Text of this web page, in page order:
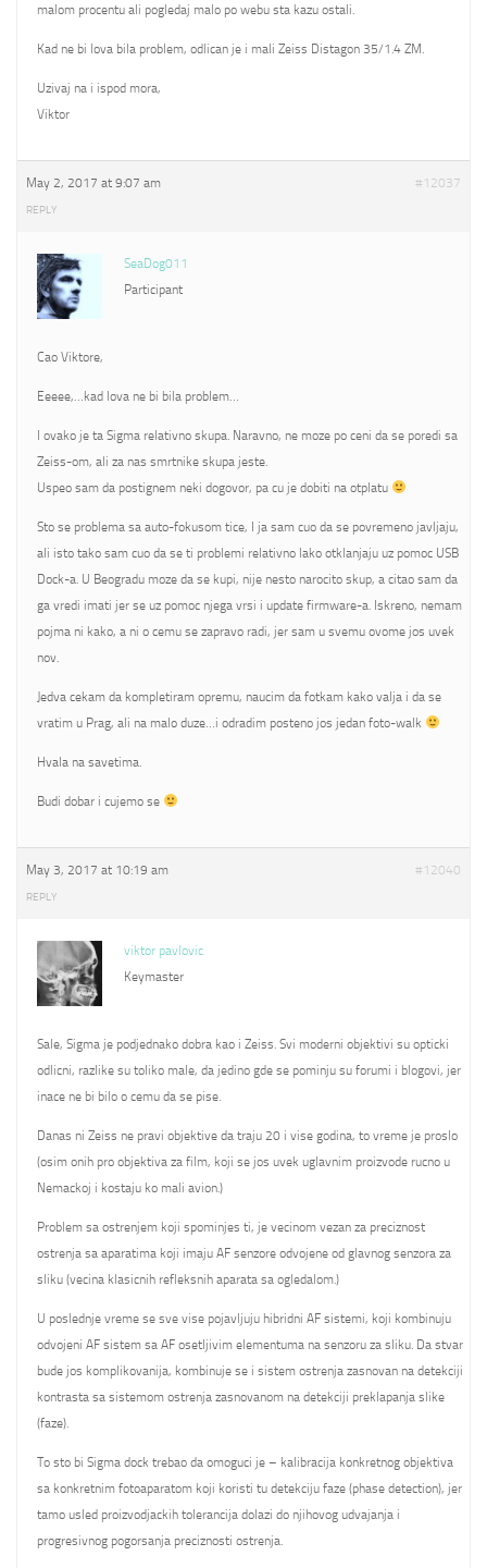
malom procentu ali pogledaj malo po webu sta kazu ostali.
Kad ne bi lova bila problem, odlican je i mali Zeiss Distagon 35/1.4 ZM.
Uzivaj na i ispod mora,
Viktor
May 2, 2017 at 9:07 am #12037
REPLY
SeaDog011
Participant
Cao Viktore,
Eeeee,…kad lova ne bi bila problem…
I ovako je ta Sigma relativno skupa. Naravno, ne moze po ceni da se poredi sa
Zeiss-om, ali za nas smrtnike skupa jeste.
Uspeo sam da postignem neki dogovor, pa cu je dobiti na otplatu
Sto se problema sa auto-fokusom tice, I ja sam cuo da se povremeno javljaju,
ali isto tako sam cuo da se ti problemi relativno lako otklanjaju uz pomoc USB
Dock-a. U Beogradu moze da se kupi, nije nesto narocito skup, a citao sam da
ga vredi imati jer se uz pomoc njega vrsi i update firmware-a. Iskreno, nemam
pojma ni kako, a ni o cemu se zapravo radi, jer sam u svemu ovome jos uvek
nov.
Jedva cekam da kompletiram opremu, naucim da fotkam kako valja i da se
vratim u Prag, ali na malo duze…i odradim posteno jos jedan foto-walk
Hvala na savetima.
Budi dobar i cujemo se
May 3, 2017 at 10:19 am #12040
REPLY
viktor pavlovic
Keymaster
Sale, Sigma je podjednako dobra kao i Zeiss. Svi moderni objektivi su opticki
odlicni, razlike su toliko male, da jedino gde se pominju su forumi i blogovi, jer
inace ne bi bilo o cemu da se pise.
Danas ni Zeiss ne pravi objektive da traju 20 i vise godina, to vreme je proslo
(osim onih pro objektiva za film, koji se jos uvek uglavnim proizvode rucno u
Nemackoj i kostaju ko mali avion.)
Problem sa ostrenjem koji spominjes ti, je vecinom vezan za preciznost
ostrenja sa aparatima koji imaju AF senzore odvojene od glavnog senzora za
sliku (vecina klasicnih refleksnih aparata sa ogledalom.)
U poslednje vreme se sve vise pojavljuju hibridni AF sistemi, koji kombinuju
odvojeni AF sistem sa AF osetljivim elementuma na senzoru za sliku. Da stvar
bude jos komplikovanija, kombinuje se i sistem ostrenja zasnovan na detekciji
kontrasta sa sistemom ostrenja zasnovanom na detekciji preklapanja slike
(faze).
To sto bi Sigma dock trebao da omoguci je – kalibracija konkretnog objektiva
sa konkretnim fotoaparatom koji koristi tu detekciju faze (phase detection), jer
tamo usled proizvodjackih tolerancija dolazi do njihovog udvajanja i
progresivnog pogorsanja preciznosti ostrenja.